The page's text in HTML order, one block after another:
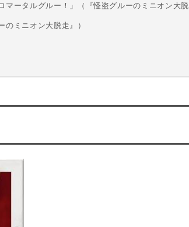
マータルグルー！」（『怪盗グルーのミニオン大脱
のミニオン大脱走』）